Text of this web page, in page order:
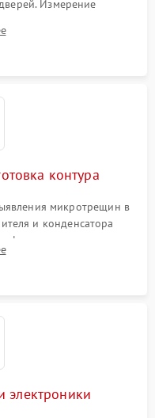
Измерение
термостата и
дисплея.
контура
микротрещин в
и конденсатора
фильтра-осушителя и
устранения засоров.
электроники